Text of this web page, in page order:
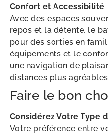
Confort et Accessibilité
Avec des espaces
repos et la détente, le
pour des sorties en
équipements et le
une navigation de
distances plus
Faire le bon
Considérez Votre Type
Votre préférence entre